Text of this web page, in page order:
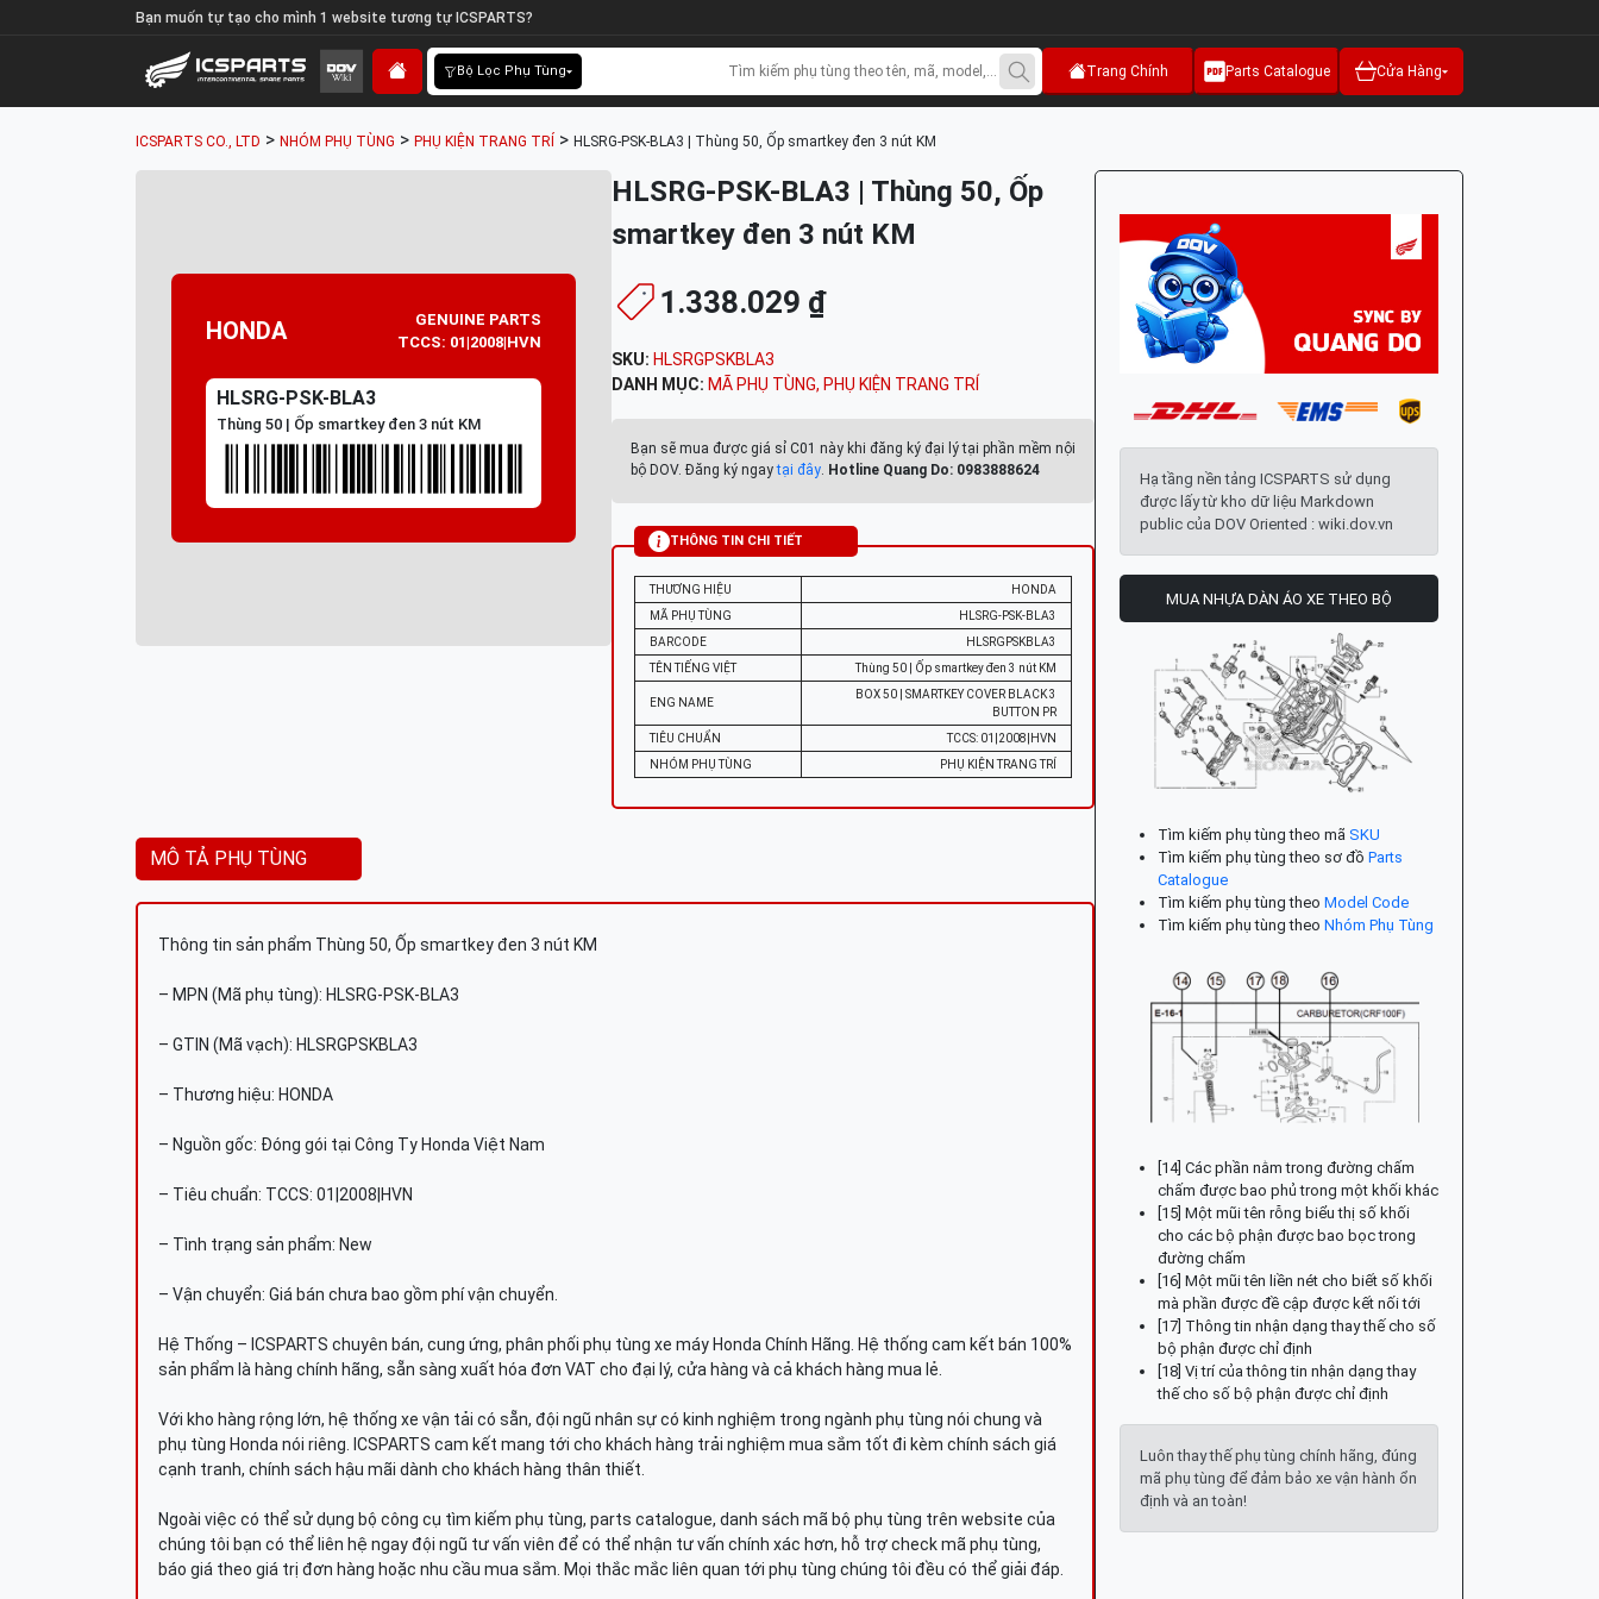
Bạn muốn tự tạo cho mình 1 website tương tự ICSPARTS?
Bộ Lọc Phụ Tùng Trang Chính Parts Catalogue Cửa Hàng
ICSPARTS CO., LTD > NHÓM PHỤ TÙNG > PHỤ KIỆN TRANG TRÍ > HLSRG-PSK-BLA3 | Thùng 50, Ốp smartkey đen 3 nút KM
HONDA
GENUINE PARTS
TCCS: 01|2008|HVN
HLSRG-PSK-BLA3
Thùng 50 | Ốp smartkey đen 3 nút KM
HLSRG-PSK-BLA3 | Thùng 50, Ốp
smartkey đen 3 nút KM
1.338.029 ₫
SKU: HLSRGPSKBLA3
DANH MỤC: MÃ PHỤ TÙNG, PHỤ KIỆN TRANG TRÍ
Bạn sẽ mua được giá sỉ C01 này khi đăng ký đại lý tại phần mềm nội
bộ DOV. Đăng ký ngaytại đây. Hotline Quang Do: 0983888624
THÔNG TIN CHI TIẾT
THƯƠNG HIỆU
HONDA
MÃ PHỤ TÙNG
HLSRG-PSK-BLA3
BARCODE
HLSRGPSKBLA3
TÊN TIẾNG VIỆT
Thùng 50 | Ốp smartkey đen 3 nút KM
ENG NAME
BOX 50 | SMARTKEY COVER BLACK 3
BUTTON PR
TIÊU CHUẨN
TCCS: 01|2008|HVN
NHÓM PHỤ TÙNG
PHỤ KIỆN TRANG TRÍ
MÔ TẢ PHỤ TÙNG
Thông tin sản phẩm Thùng 50, Ốp smartkey đen 3 nút KM
– MPN (Mã phụ tùng): HLSRG-PSK-BLA3
– GTIN (Mã vạch): HLSRGPSKBLA3
– Thương hiệu: HONDA
– Nguồn gốc: Đóng gói tại Công Ty Honda Việt Nam
– Tiêu chuẩn: TCCS: 01|2008|HVN
– Tình trạng sản phẩm: New
– Vận chuyển: Giá bán chưa bao gồm phí vận chuyển.
Hệ Thống – ICSPARTS chuyên bán, cung ứng, phân phối phụ tùng xe máy Honda Chính Hãng. Hệ thống cam kết bán 100%
sản phẩm là hàng chính hãng, sẵn sàng xuất hóa đơn VAT cho đại lý, cửa hàng và cả khách hàng mua lẻ.
Với kho hàng rộng lớn, hệ thống xe vận tải có sẵn, đội ngũ nhân sự có kinh nghiệm trong ngành phụ tùng nói chung và
phụ tùng Honda nói riêng. ICSPARTS cam kết mang tới cho khách hàng trải nghiệm mua sắm tốt đi kèm chính sách giá
cạnh tranh, chính sách hậu mãi dành cho khách hàng thân thiết.
Ngoài việc có thể sử dụng bộ công cụ tìm kiếm phụ tùng, parts catalogue, danh sách mã bộ phụ tùng trên website của
chúng tôi bạn có thể liên hệ ngay đội ngũ tư vấn viên để có thể nhận tư vấn chính xác hơn, hỗ trợ check mã phụ tùng,
báo giá theo giá trị đơn hàng hoặc nhu cầu mua sắm. Mọi thắc mắc liên quan tới phụ tùng chúng tôi đều có thể giải đáp.
Hạ tầng nền tảng ICSPARTS sử dụng
được lấy từ kho dữ liệu Markdown
public của DOV Oriented : wiki.dov.vn
MUA NHỰA DÀN ÁO XE THEO BỘ
Tìm kiếm phụ tùng theo mã SKU
Tìm kiếm phụ tùng theo sơ đồ Parts
Catalogue
Tìm kiếm phụ tùng theo Model Code
Tìm kiếm phụ tùng theo Nhóm Phụ Tùng
[14] Các phần nằm trong đường chấm
chấm được bao phủ trong một khối khác
[15] Một mũi tên rỗng biểu thị số khối
cho các bộ phận được bao bọc trong
đường chấm
[16] Một mũi tên liền nét cho biết số khối
mà phần được đề cập được kết nối tới
[17] Thông tin nhận dạng thay thế cho số
bộ phận được chỉ định
[18] Vị trí của thông tin nhận dạng thay
thế cho số bộ phận được chỉ định
Luôn thay thế phụ tùng chính hãng, đúng
mã phụ tùng để đảm bảo xe vận hành ổn
định và an toàn!